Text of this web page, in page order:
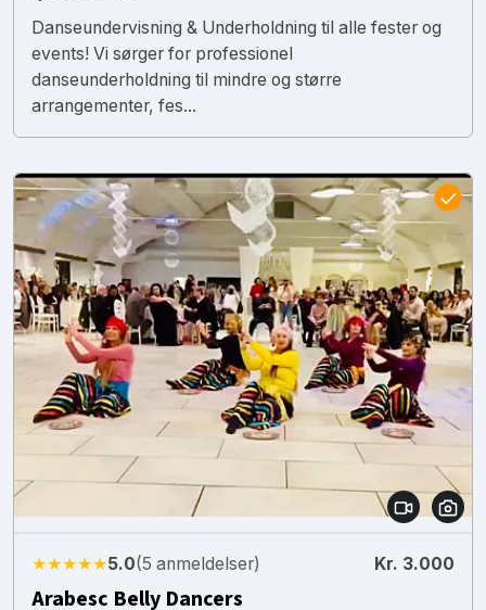
Danseundervisning & Underholdning til alle fester og
events! Vi sørger for professionel
danseunderholdning til mindre og større
arrangementer, fes...
★★★★★5.0(5 anmeldelser) Kr. 3.000
Arabesc Belly Dancers